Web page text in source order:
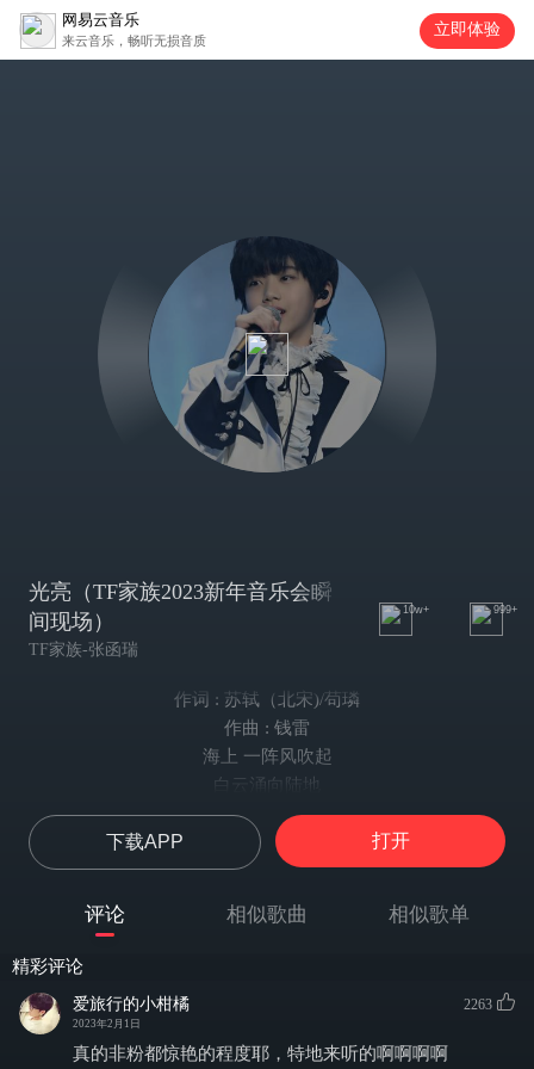
网易云音乐
来云音乐，畅听无损音质
立即体验
光亮（TF家族2023新年音乐会瞬
间现场）
TF家族-张函瑞
10w+ 999+
作词 : 苏轼（北宋)/苟璘
作曲 : 钱雷
海上 一阵风吹起
白云涌向陆地
季风带走沙粒
四季 冷暖的交替
多鲜活的生命
是奔跑中突然袭来的风雨
也许你猜不透未知的宿命
像流星飞翔着它却不知目的
下载APP 打开
评论 相似歌曲 相似歌单
精彩评论
爱旅行的小柑橘
2023年2月1日
2263
真的非粉都惊艳的程度耶，特地来听的啊啊啊啊